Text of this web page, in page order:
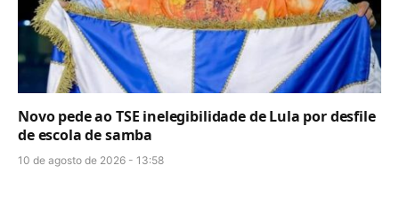
Novo pede ao TSE inelegibilidade de Lula por desfile
de escola de samba
10 de agosto de 2026 - 13:58